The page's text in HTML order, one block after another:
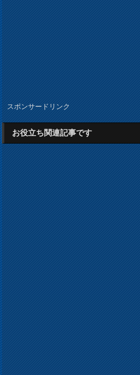
スポンサードリンク
お役立ち関連記事です